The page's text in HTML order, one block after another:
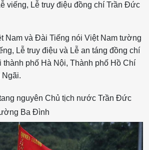
viếng, Lễ truy điệu đồng chí Trần Đức
Nam và Đài Tiếng nói Việt Nam tường
Lễ truy điệu và Lễ an táng đồng chí
phố Hà Nội, Thành phố Hồ Chí
Ngãi.
nguyên Chủ tịch nước Trần Đức
Ba Đình